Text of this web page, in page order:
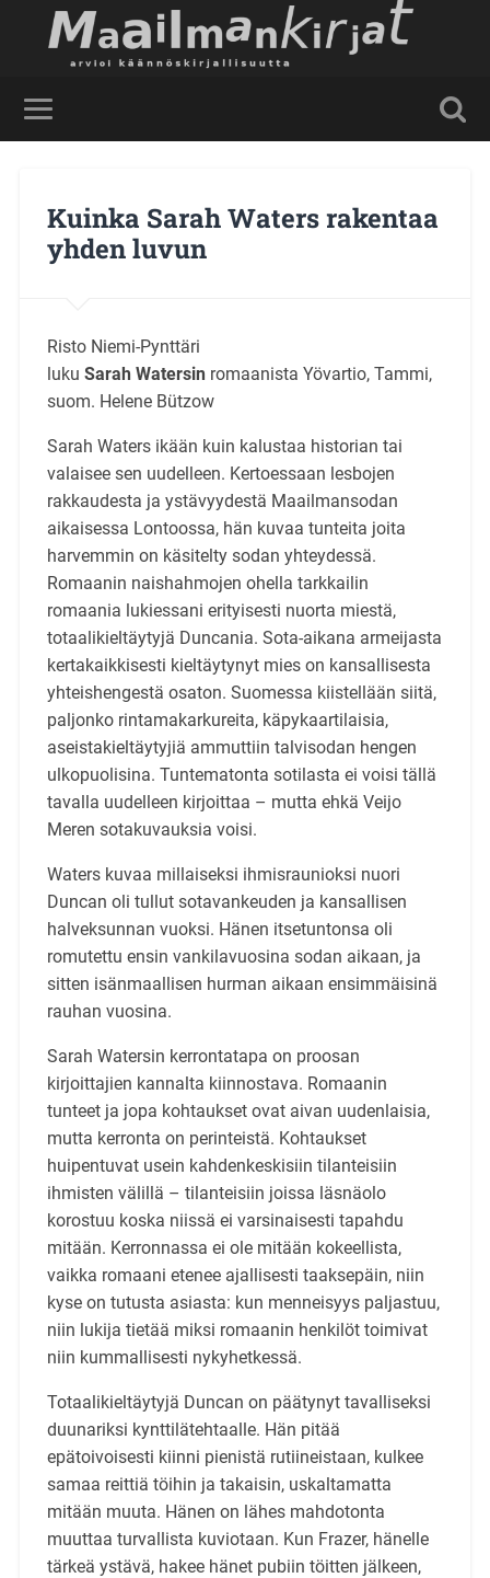
Kuinka Sarah Waters rakentaa
yhden luvun
Risto Niemi-Pynttäri
luku Sarah Watersin romaanista Yövartio, Tammi,
suom. Helene Bützow
Sarah Waters ikään kuin kalustaa historian tai
valaisee sen uudelleen. Kertoessaan lesbojen
rakkaudesta ja ystävyydestä Maailmansodan
aikaisessa Lontoossa, hän kuvaa tunteita joita
harvemmin on käsitelty sodan yhteydessä.
Romaanin naishahmojen ohella tarkkailin
romaania lukiessani erityisesti nuorta miestä,
totaalikieltäytyjä Duncania. Sota-aikana armeijasta
kertakaikkisesti kieltäytynyt mies on kansallisesta
yhteishengestä osaton. Suomessa kiistellään siitä,
paljonko rintamakarkureita, käpykaartilaisia,
aseistakieltäytyjiä ammuttiin talvisodan hengen
ulkopuolisina. Tuntematonta sotilasta ei voisi tällä
tavalla uudelleen kirjoittaa – mutta ehkä Veijo
Meren sotakuvauksia voisi.
Waters kuvaa millaiseksi ihmisraunioksi nuori
Duncan oli tullut sotavankeuden ja kansallisen
halveksunnan vuoksi. Hänen itsetuntonsa oli
romutettu ensin vankilavuosina sodan aikaan, ja
sitten isänmaallisen hurman aikaan ensimmäisinä
rauhan vuosina.
Sarah Watersin kerrontatapa on proosan
kirjoittajien kannalta kiinnostava. Romaanin
tunteet ja jopa kohtaukset ovat aivan uudenlaisia,
mutta kerronta on perinteistä. Kohtaukset
huipentuvat usein kahdenkeskisiin tilanteisiin
ihmisten välillä – tilanteisiin joissa läsnäolo
korostuu koska niissä ei varsinaisesti tapahdu
mitään. Kerronnassa ei ole mitään kokeellista,
vaikka romaani etenee ajallisesti taaksepäin, niin
kyse on tutusta asiasta: kun menneisyys paljastuu,
niin lukija tietää miksi romaanin henkilöt toimivat
niin kummallisesti nykyhetkessä.
Totaalikieltäytyjä Duncan on päätynyt tavalliseksi
duunariksi kynttilätehtaalle. Hän pitää
epätoivoisesti kiinni pienistä rutiineistaan, kulkee
samaa reittiä töihin ja takaisin, uskaltamatta
mitään muuta. Hänen on lähes mahdotonta
muuttaa turvallista kuviotaan. Kun Frazer, hänelle
tärkeä ystävä, hakee hänet pubiin töitten jälkeen,